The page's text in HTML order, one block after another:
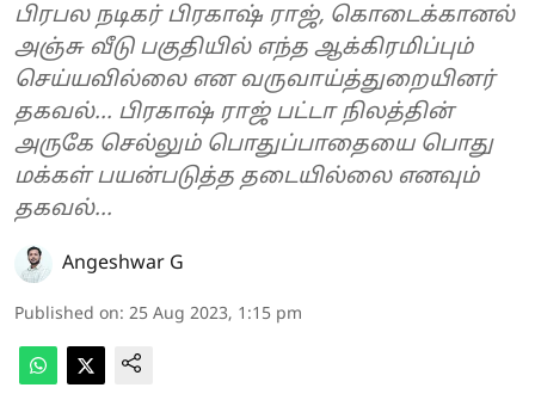
பிரபல நடிகர் பிரகாஷ் ராஜ், கொடைக்கானல்
அஞ்சு வீடு பகுதியில் எந்த ஆக்கிரமிப்பும்
செய்யவில்லை என வருவாய்த்துறையினர்
தகவல்... பிரகாஷ் ராஜ் பட்டா நிலத்தின்
அருகே செல்லும் பொதுப்பாதையை பொது
மக்கள் பயன்படுத்த தடையில்லை எனவும்
தகவல்...
Angeshwar G
Published on: 25 Aug 2023, 1:15 pm